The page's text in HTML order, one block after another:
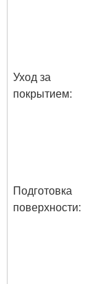
Уход за
покрытием:
Подготовка
поверхности: